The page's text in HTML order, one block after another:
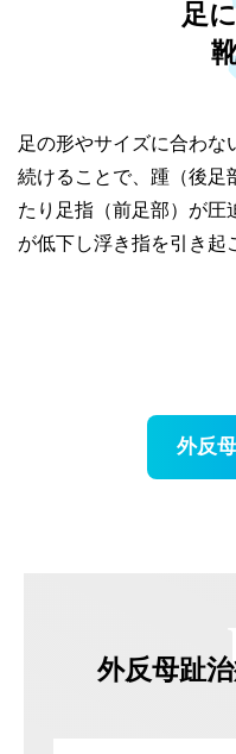
時は、炎症を起こし
です。放置している
が変形し、正しいカ
につながります。
足
足の形やサイズに合わな
続けることで、踵（後足
たり足指（前足部）が圧
が低下し浮き指を引き起
外反
外反母趾